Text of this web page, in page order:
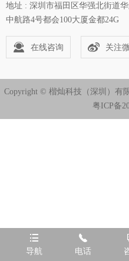

导航

电话
地址 : 深圳市福田区华强北街道
中航路4号都会100大厦金都24G
在线咨询 关注
Copyright © 楷灿科技（深圳）有
粤ICP备